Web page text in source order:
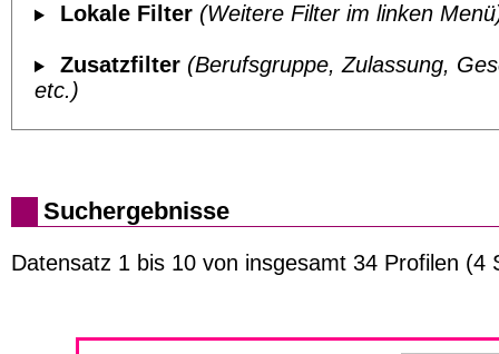
Lokale Filter (Weitere Filter im linken
Zusatzfilter (Berufsgruppe, Zulassung,
etc.)
Suchergebnisse
Datensatz 1 bis 10 von insgesamt 34 Profilen (4